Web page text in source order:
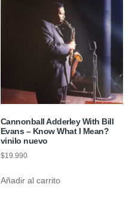
Cannonball Adderley With Bill
Evans – Know What I Mean?
vinilo nuevo
$19.990
Añadir al carrito